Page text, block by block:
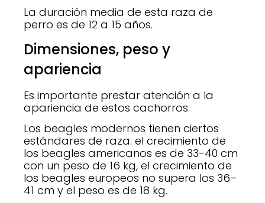
La duración media de esta raza de
perro es de 12 a 15 años.
Dimensiones, peso y
apariencia
Es importante prestar atención a la
apariencia de estos cachorros.
Los beagles modernos tienen ciertos
estándares de raza: el crecimiento de
los beagles americanos es de 33-40 cm
con un peso de 16 kg, el crecimiento de
los beagles europeos no supera los 36–
41 cm y el peso es de 18 kg.